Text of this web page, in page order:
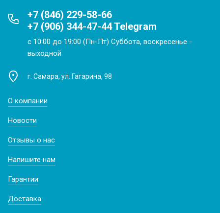
+7 (846) 229-58-66
+7 (906) 344-47-44 Telegram
с 10:00 до 19:00 (Пн-Пт) Суббота, воскресенье -
выходной
г. Самара, ул. Гагарина, 98
О компании
Новости
Отзывы о нас
Напишите нам
Гарантии
Доставка